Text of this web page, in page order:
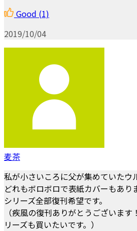
Good (1)
2019/10/04
麦茶
私が小さいころに父が集めていたウ
どれもボロボロで表紙カバーもあり
シリーズ全部復刊希望です。
（疾風の復刊ありがとうございま
リーズも買いたいです。）